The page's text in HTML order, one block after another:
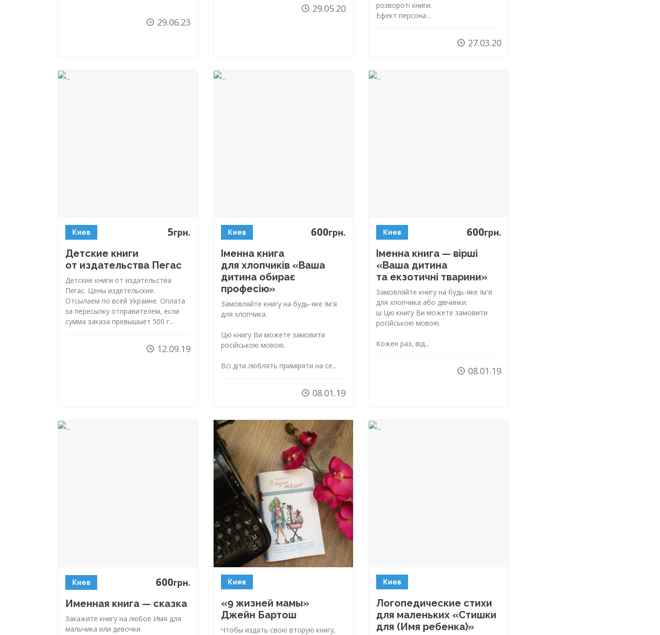
29.06.23
29.05.20
розвороті книги.
Ефект персона...
27.03.20
Киев 5грн.
Детские книги
от издательства Пегас
Детские книги от издательства
Пегас. Цены издетельские.
Отсылаем по всей Украине. Оплата
за пересылку отправителем, если
сумма заказа превышыет 500 г...
12.09.19
Киев 600грн.
Іменна книга
для хлопчиків «Ваша
дитина обирає
професію»
Замовляйте книгу на будь-яке Ім'я
для хлопчика.
Цю книгу Ви можете замовити
російською мовою.
Всі діти люблять приміряти на се...
08.01.19
Киев 600грн.
Іменна книга — вірші
«Ваша дитина
та екзотичні тварини»
Замовляйте книгу на будь-яке Ім'я
для хлопчика або дівчинки.
ш Цю книгу Ви можете замовити
російською мовою.
Кожен раз, від...
08.01.19
Киев 600грн.
Именная книга — сказка
Закажите книгу на любое Имя для
мальчика или девочки.
Киев
«9 жизней мамы»
Джейн Бартош
Чтобы издать свою вторую книгу,
Киев
Логопедические стихи
для маленьких «Стишки
для (Имя ребенка)»